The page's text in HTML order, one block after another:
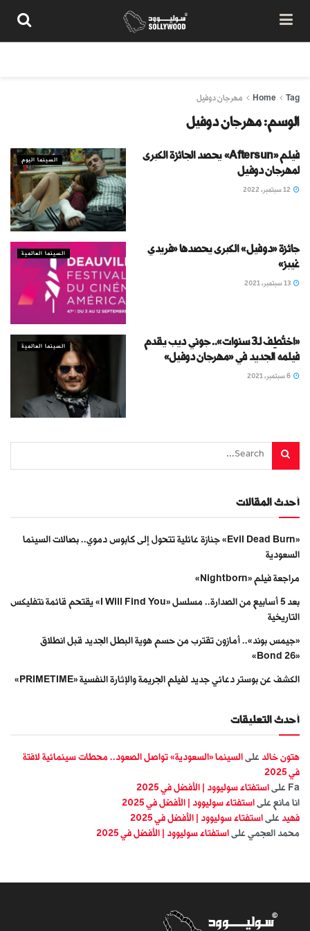
Home Tag مهرجان دوفيل
الوسم:مهرجان دوفيل
السينما اليوم
فيلم «Aftersun» يحصد الجائزة الكبرى
لمهرجان دوفيل
السينما العالمية
جائزة «دوفيل» الكبرى يحصدها «فريدي
غيبز»
السينما العالمية
«اختُطِف لـ3 سنوات».. جوني ديب يقدم
فيلمه الجديد في «مهرجان دوفيل»
أحدث المقالات
«Evil Dead Burn» جنازة عائلية تتحول إلى كابوس دموي.. بصالات السينما
السعودية
مراجعة فيلم «Nightborn»
بعد 5 أسابيع من الصدارة.. مسلسل «I Will Find You» يقتحم قائمة نتفليكس
التاريخية
«جيمس بوند».. أمازون تقترب من حسم هوية البطل الجديد قبل انطلاق
«Bond 26»
الكشف عن بوستر دعائي جديد لفيلم الجريمة والإثارة النفسية «PRIMETIME»
أحدث التعليقات
هتون خالد على السينما «السعودية» تواصل الصعود.. محطات سينمائية لافتة
في 2025
Fa على استفتاء سوليوود | الأفضل في 2025
انا مانع على استفتاء سوليوود | الأفضل في 2025
فهيد على استفتاء سوليوود | الأفضل في 2025
محمد العجمي على استفتاء سوليوود | الأفضل في 2025